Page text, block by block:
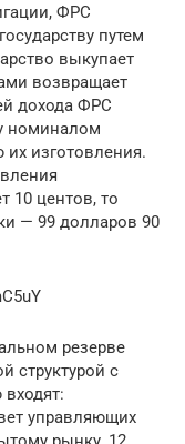
ФРС
путем
выкупает
возвращает
дохода ФРС
номиналом
изготовления.
10 центов, то
— 99 долларов 90
резерве
структурой с
управляющих